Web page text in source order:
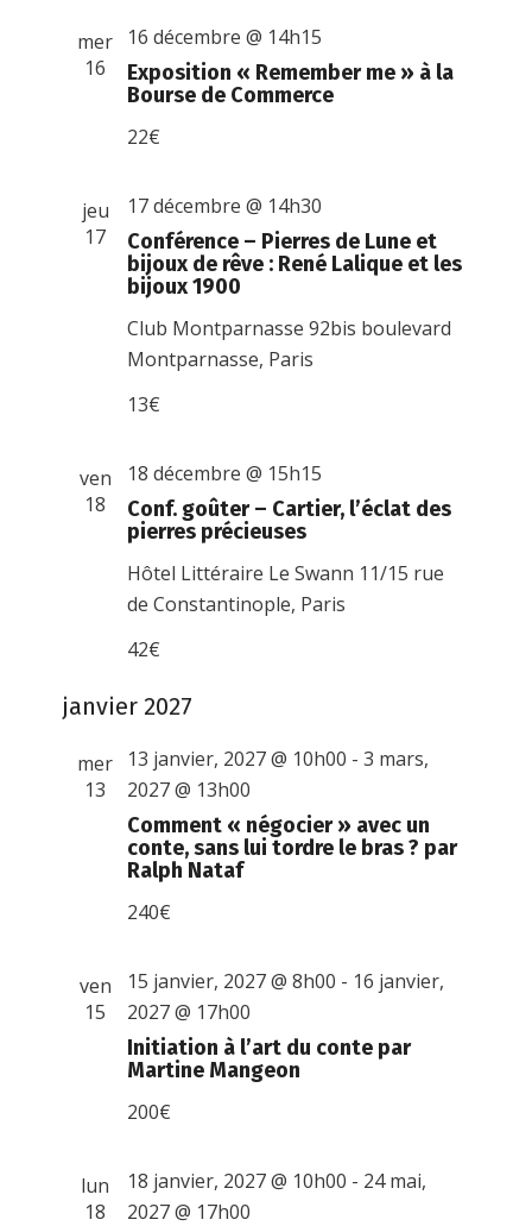
mer
16
Exposition « Remember me » à la
Bourse de Commerce
16 décembre @ 14h15
22€
jeu
17
Conférence – Pierres de Lune et
bijoux de rêve : René Lalique et les
bijoux 1900
17 décembre @ 14h30
Club Montparnasse92bis boulevard
Montparnasse, Paris
13€
ven
18
Conf. goûter – Cartier, l’éclat des
pierres précieuses
18 décembre @ 15h15
Hôtel Littéraire Le Swann 11/15 rue
de Constantinople, Paris
42€
janvier 2027
mer
13
Comment « négocier » avec un
conte, sans lui tordre le bras ? par
Ralph Nataf
13 janvier, 2027 @ 10h00 -3 mars,
2027 @ 13h00
240€
ven
15
Initiation à l’art du conte par
Martine Mangeon
15 janvier, 2027 @ 8h00 - 16 janvier,
2027 @ 17h00
200€
lun
18
18 janvier, 2027 @ 10h00 - 24 mai,
2027 @ 17h00